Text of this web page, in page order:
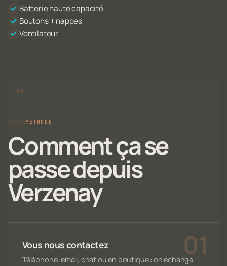
Batterie haute capacité
Boutons + nappes
Ventilateur
MÉTHODE
Comment ça se
passe depuis
Verzenay
Vous nous contactez
Téléphone, email, chat ou en boutique : on échange